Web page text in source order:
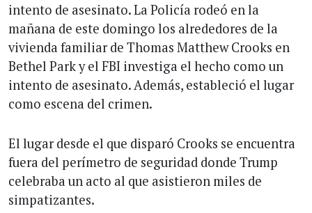
intento de asesinato. La Policía rodeó en la
mañana de este domingo los alrededores de la
vivienda familiar de Thomas Matthew Crooks en
Bethel Park y el FBI investiga el hecho como un
intento de asesinato. Además, estableció el lugar
como escena del crimen.
El lugar desde el que disparó Crooks se encuentra
fuera del perímetro de seguridad donde Trump
celebraba un acto al que asistieron miles de
simpatizantes.